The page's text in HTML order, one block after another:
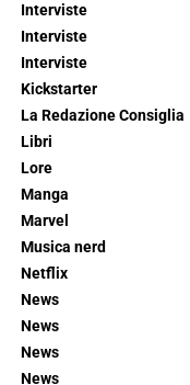
Interviste
Interviste
Interviste
Kickstarter
La Redazione Consiglia
Libri
Lore
Manga
Marvel
Musica nerd
Netflix
News
News
News
News